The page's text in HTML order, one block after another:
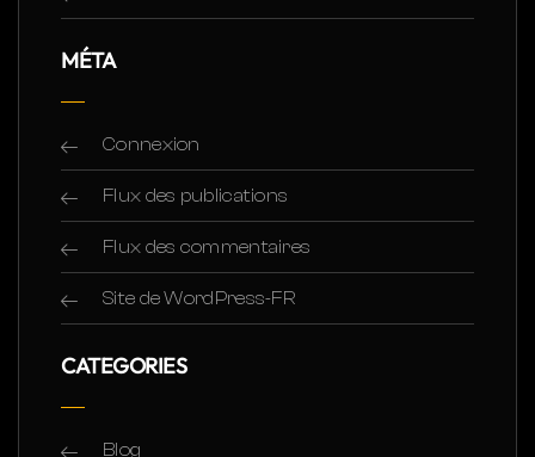
MÉTA
Connexion
Flux des publications
Flux des commentaires
Site de WordPress-FR
CATEGORIES
Blog